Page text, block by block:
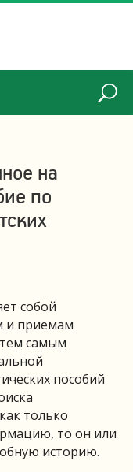
на
по
собой
и приемам
тем самым
пособий
только
то он или
историю.